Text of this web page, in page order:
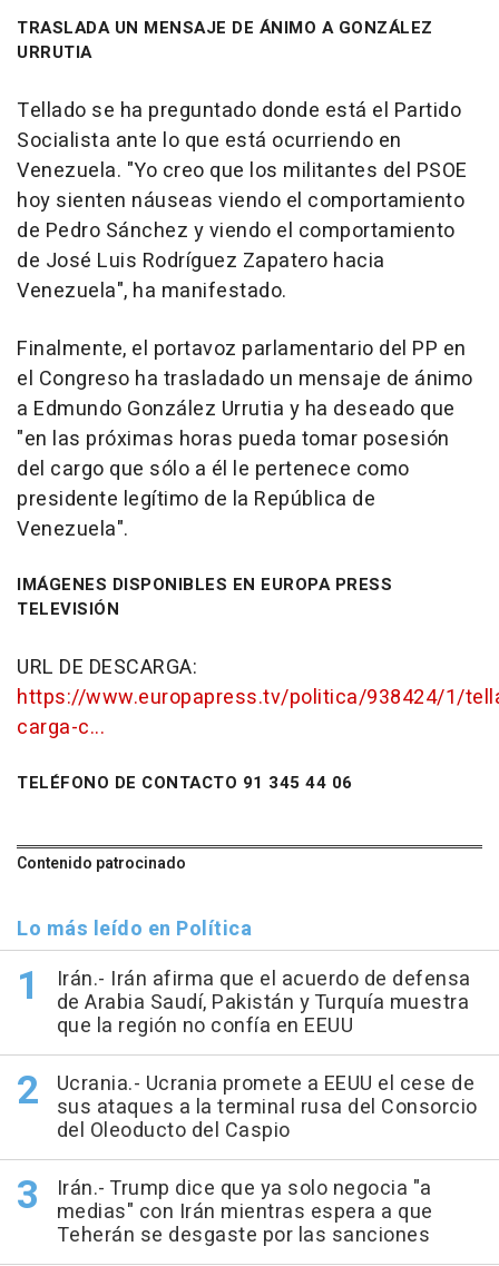
TRASLADA UN MENSAJE DE ÁNIMO A GONZÁLEZ
URRUTIA
Tellado se ha preguntado donde está el Partido
Socialista ante lo que está ocurriendo en
Venezuela. "Yo creo que los militantes del PSOE
hoy sienten náuseas viendo el comportamiento
de Pedro Sánchez y viendo el comportamiento
de José Luis Rodríguez Zapatero hacia
Venezuela", ha manifestado.
Finalmente, el portavoz parlamentario del PP en
el Congreso ha trasladado un mensaje de ánimo
a Edmundo González Urrutia y ha deseado que
"en las próximas horas pueda tomar posesión
del cargo que sólo a él le pertenece como
presidente legítimo de la República de
Venezuela".
IMÁGENES DISPONIBLES EN EUROPA PRESS
TELEVISIÓN
URL DE DESCARGA:
https://www.europapress.tv/politica/938424/1/
carga-c...
TELÉFONO DE CONTACTO 91 345 44 06
Contenido patrocinado
Lo más leído en Política
Irán.- Irán afirma que el acuerdo de defensa
de Arabia Saudí, Pakistán y Turquía muestra
que la región no confía en EEUU
Ucrania.- Ucrania promete a EEUU el cese de
sus ataques a la terminal rusa del Consorcio
del Oleoducto del Caspio
Irán.- Trump dice que ya solo negocia "a
medias" con Irán mientras espera a que
Teherán se desgaste por las sanciones